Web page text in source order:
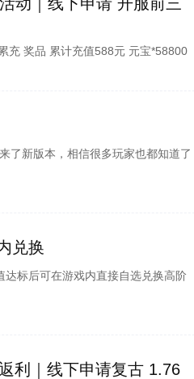
充 奖品 累计充值588元 元宝*58800
丹*88（绑定） 累计充值1
了新版本，相信很多玩家也都知道了
，酷酷游戏小编为各位整理了超次元
兑换
达标后可在游戏内直接自选兑换高阶
橙色携带物、Z 纯晶、升星材料等
利｜线下申请复古 1.76